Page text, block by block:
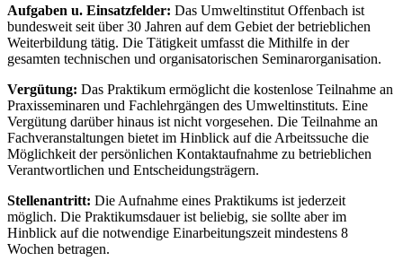
Aufgaben u. Einsatzfelder: Das Umweltinstitut Offenbach ist
bundesweit seit über 30 Jahren auf dem Gebiet der betrieblichen
Weiterbildung tätig. Die Tätigkeit umfasst die Mithilfe in der
gesamten technischen und organisatorischen Seminarorganisation.
Vergütung: Das Praktikum ermöglicht die kostenlose Teilnahme an
Praxisseminaren und Fachlehrgängen des Umweltinstituts. Eine
Vergütung darüber hinaus ist nicht vorgesehen. Die Teilnahme an
Fachveranstaltungen bietet im Hinblick auf die Arbeitssuche die
Möglichkeit der persönlichen Kontaktaufnahme zu betrieblichen
Verantwortlichen und Entscheidungsträgern.
Stellenantritt: Die Aufnahme eines Praktikums ist jederzeit
möglich. Die Praktikumsdauer ist beliebig, sie sollte aber im
Hinblick auf die notwendige Einarbeitungszeit mindestens 8
Wochen betragen.